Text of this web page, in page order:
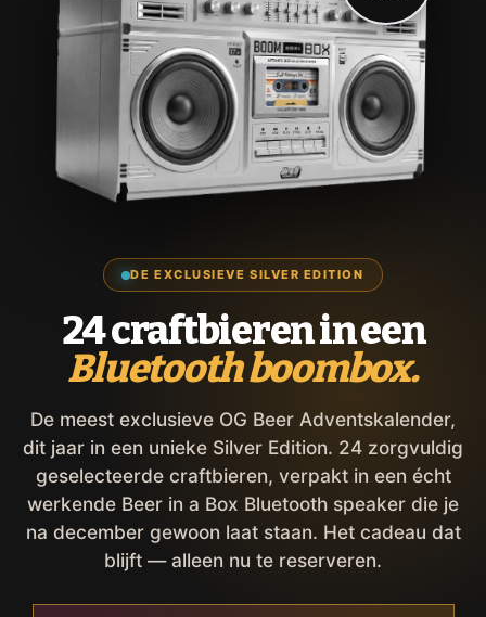
DE EXCLUSIEVE SILVER EDITION
24 craftbieren in een
Bluetooth boombox.
De meest exclusieve OG Beer Adventskalender,
dit jaar in een unieke Silver Edition. 24 zorgvuldig
geselecteerde craftbieren, verpakt in een écht
werkende Beer in a Box Bluetooth speaker die je
na december gewoon laat staan. Het cadeau dat
blijft — alleen nu te reserveren.